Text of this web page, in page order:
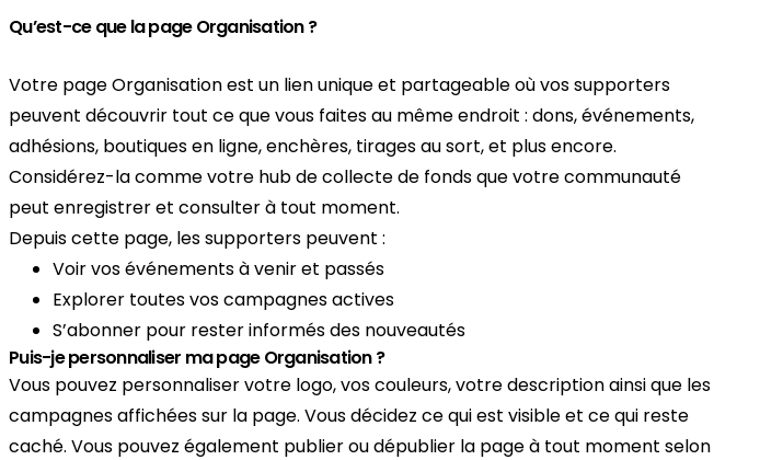
Qu’est-ce que la page Organisation ?
Votre page Organisation est un lien unique et partageable où vos supporters
peuvent découvrir tout ce que vous faites au même endroit : dons, événements,
adhésions, boutiques en ligne, enchères, tirages au sort, et plus encore.
Considérez-la comme votre hub de collecte de fonds que votre communauté
peut enregistrer et consulter à tout moment.
Depuis cette page, les supporters peuvent :
Voir vos événements à venir et passés
Explorer toutes vos campagnes actives
S’abonner pour rester informés des nouveautés
Puis-je personnaliser ma page Organisation ?
Vous pouvez personnaliser votre logo, vos couleurs, votre description ainsi que les
campagnes affichées sur la page. Vous décidez ce qui est visible et ce qui reste
caché. Vous pouvez également publier ou dépublier la page à tout moment selon